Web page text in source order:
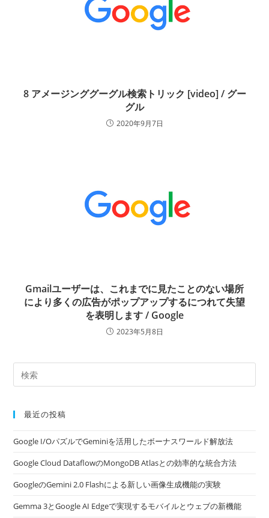
8 アメージンググーグル検索トリック [video] / グー
グル
2020年9月7日
Gmailユーザーは、これまでに見たことのない場所
により多くの広告がポップアップするにつれて失望
を表明します / Google
2023年5月8日
最近の投稿
Google I/OパズルでGeminiを活用したボーナスワールド解放法
Google Cloud DataflowのMongoDB Atlasとの効率的な統合方法
GoogleのGemini 2.0 Flashによる新しい画像生成機能の実験
Gemma 3とGoogle AI Edgeで実現するモバイルとウェブの新機能